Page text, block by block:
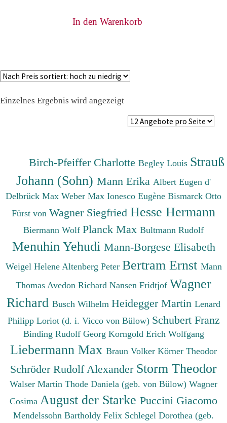
In den Warenkorb
Einzelnes Ergebnis wird angezeigt
Birch-Pfeiffer CharlotteBegley Louis Strauß
Johann (Sohn) Mann Erika Albert Eugen d'
Delbrück Max Weber Max Ionesco Eugène Bismarck Otto
Fürst von Wagner Siegfried Hesse Hermann
Biermann Wolf Planck Max Bultmann Rudolf
Menuhin Yehudi Mann-Borgese Elisabeth
Weigel Helene Altenberg Peter Bertram Ernst Mann
Thomas Avedon Richard Nansen Fridtjof Wagner
Richard Busch Wilhelm Heidegger Martin Lenard
Philipp Loriot (d. i. Vicco von Bülow) Schubert Franz
Binding Rudolf Georg Korngold Erich Wolfgang
Liebermann Max Braun Volker Körner Theodor
Schröder Rudolf Alexander Storm Theodor
Walser Martin Thode Daniela (geb. von Bülow) Wagner
Cosima August der Starke Puccini Giacomo
Mendelssohn Bartholdy Felix Schlegel Dorothea (geb.